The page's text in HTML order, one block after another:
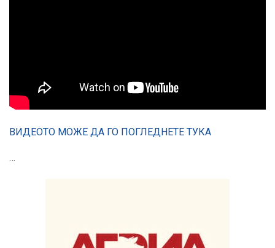
ВИДЕОТО МОЖЕ ДА ГО ПОГЛЕДНЕТЕ ТУКА
…